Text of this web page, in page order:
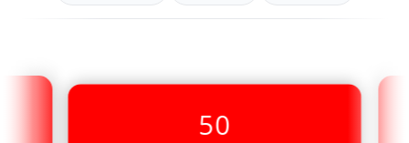
50